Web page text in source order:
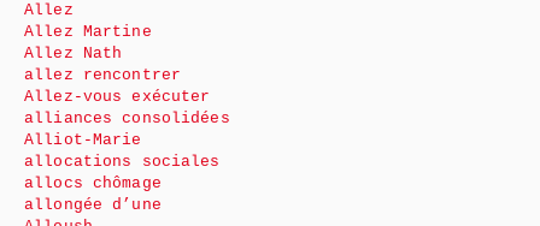
Allez
Allez Martine
Allez Nath
allez rencontrer
Allez-vous exécuter
alliances consolidées
Alliot-Marie
allocations sociales
allocs chômage
allongée d’une